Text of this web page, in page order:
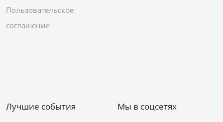
Пользовательское
соглашение
Лучшие события Мы в соцсетях